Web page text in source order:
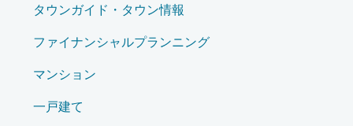
タウンガイド・タウン情報
ファイナンシャルプランニング
マンション
一戸建て